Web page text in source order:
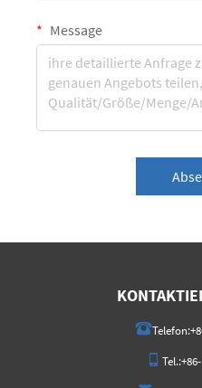
Message
Telefon:
Tel.: